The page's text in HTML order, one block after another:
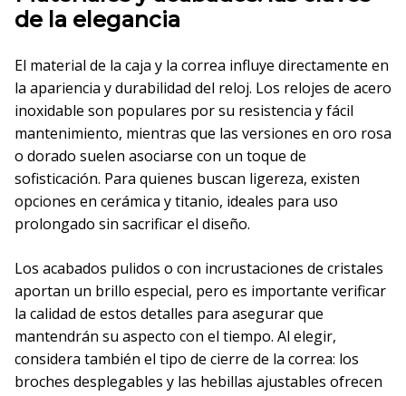
de la elegancia
El material de la caja y la correa influye directamente en
la apariencia y durabilidad del reloj. Los relojes de acero
inoxidable son populares por su resistencia y fácil
mantenimiento, mientras que las versiones en oro rosa
o dorado suelen asociarse con un toque de
sofisticación. Para quienes buscan ligereza, existen
opciones en cerámica y titanio, ideales para uso
prolongado sin sacrificar el diseño.
Los acabados pulidos o con incrustaciones de cristales
aportan un brillo especial, pero es importante verificar
la calidad de estos detalles para asegurar que
mantendrán su aspecto con el tiempo. Al elegir,
considera también el tipo de cierre de la correa: los
broches desplegables y las hebillas ajustables ofrecen